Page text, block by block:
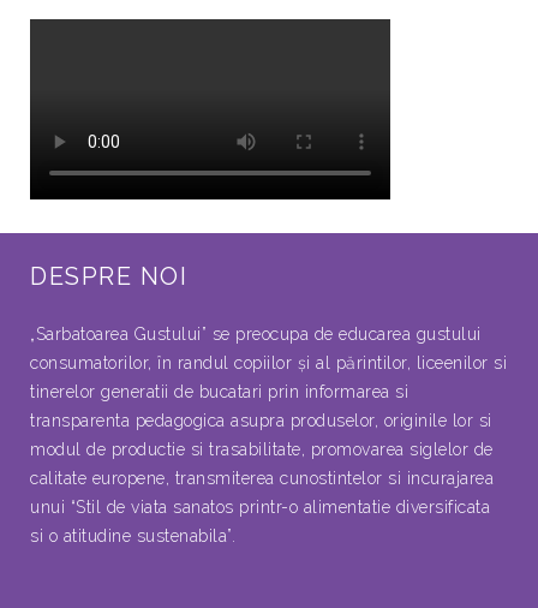
DESPRE NOI
„Sarbatoarea Gustului” se preocupa de educarea gustului
consumatorilor, în randul copiilor şi al părintilor, liceenilor si
tinerelor generatii de bucatari prin informarea si
transparenta pedagogica asupra produselor, originile lor si
modul de productie si trasabilitate, promovarea siglelor de
calitate europene, transmiterea cunostintelor si incurajarea
unui “Stil de viata sanatos printr-o alimentatie diversificata
si o atitudine sustenabila”.